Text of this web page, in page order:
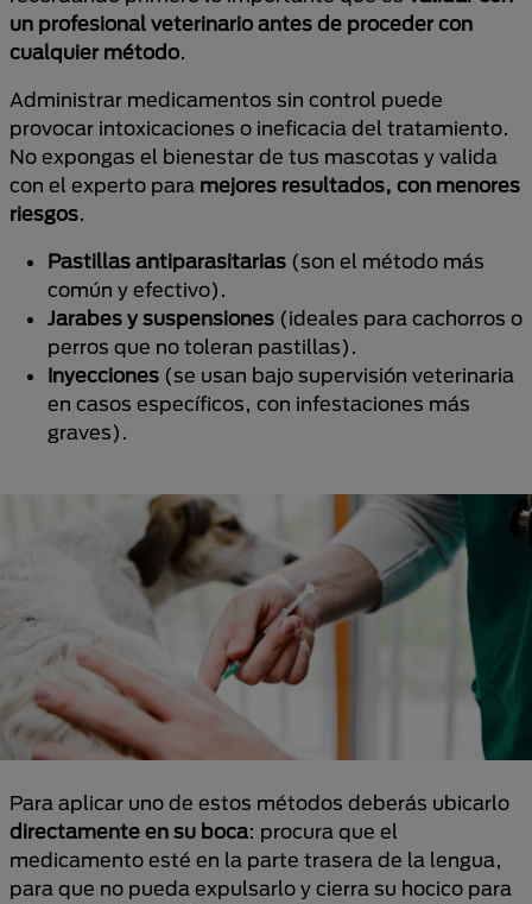
un profesional veterinario antes de proceder con
cualquier método.
Administrar medicamentos sin control puede
provocar intoxicaciones o ineficacia del tratamiento.
No expongas el bienestar de tus mascotas y valida
con el experto para mejores resultados, con menores
riesgos.
Pastillas antiparasitarias (son el método más
común y efectivo).
Jarabes y suspensiones (ideales para cachorros o
perros que no toleran pastillas).
Inyecciones (se usan bajo supervisión veterinaria
en casos específicos, con infestaciones más
graves).
Para aplicar uno de estos métodos deberás ubicarlo
directamente en su boca: procura que el
medicamento esté en la parte trasera de la lengua,
para que no pueda expulsarlo y cierra su hocico para